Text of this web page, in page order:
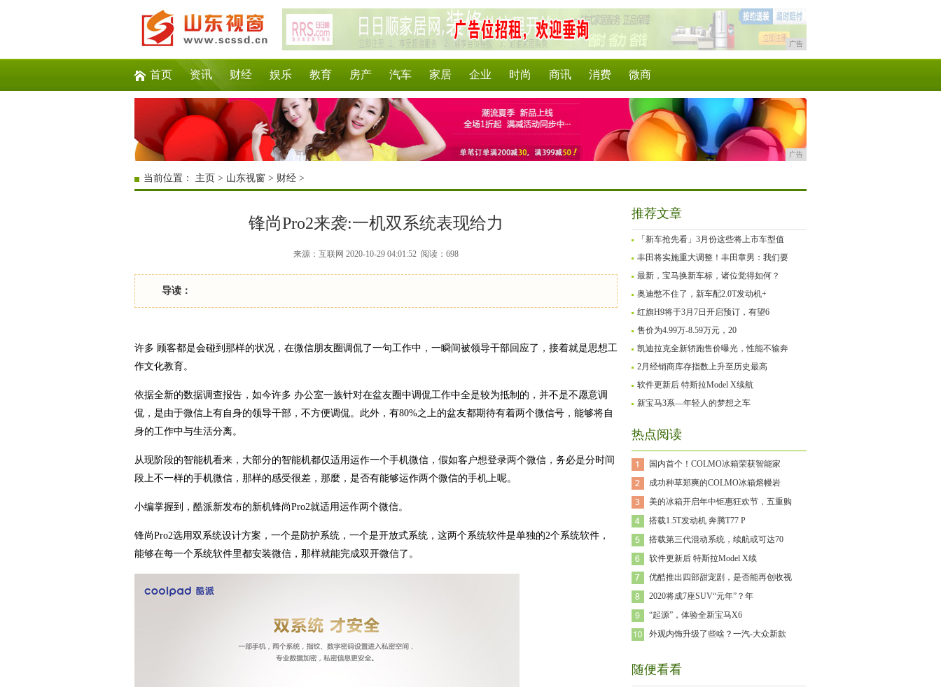
广告
首页 资讯 财经 娱乐 教育 房产 汽车 家居 企业 时尚 商讯 消费 微商
广告
当前位置： 主页 > 山东视窗 > 财经 >
锋尚Pro2来袭:一机双系统表现给力
来源：互联网 2020-10-29 04:01:52 阅读：698
导读：
许多 顾客都是会碰到那样的状况，在微信朋友圈调侃了一句工作中，一瞬间被领导干部回应了，接着就是思想工
作文化教育。
依据全新的数据调查报告，如今许多 办公室一族针对在盆友圈中调侃工作中全是较为抵制的，并不是不愿意调
侃，是由于微信上有自身的领导干部，不方便调侃。此外，有80%之上的盆友都期待有着两个微信号，能够将自
身的工作中与生活分离。
从现阶段的智能机看来，大部分的智能机都仅适用运作一个手机微信，假如客户想登录两个微信，务必是分时间
段上不一样的手机微信，那样的感受很差，那麼，是否有能够运作两个微信的手机上呢。
小编掌握到，酷派新发布的新机锋尚Pro2就适用运作两个微信。
锋尚Pro2选用双系统设计方案，一个是防护系统，一个是开放式系统，这两个系统软件是单独的2个系统软件，
能够在每一个系统软件里都安装微信，那样就能完成双开微信了。
推荐文章
「新车抢先看」3月份这些将上市车型值
丰田将实施重大调整！丰田章男：我们要
最新，宝马换新车标，诸位觉得如何？
奥迪憋不住了，新车配2.0T发动机+
红旗H9将于3月7日开启预订，有望6
售价为4.99万-8.59万元，20
凯迪拉克全新轿跑售价曝光，性能不输奔
2月经销商库存指数上升至历史最高
软件更新后 特斯拉Model X续航
新宝马3系—年轻人的梦想之车
热点阅读
国内首个！COLMO冰箱荣获智能家
成功种草郑爽的COLMO冰箱熔幔岩
美的冰箱开启年中钜惠狂欢节，五重购
搭载1.5T发动机 奔腾T77 P
搭载第三代混动系统，续航或可达70
软件更新后 特斯拉Model X续
优酷推出四部甜宠剧，是否能再创收视
2020将成7座SUV“元年”？年
“起源”，体验全新宝马X6
外观内饰升级了些啥？一汽-大众新款
随便看看